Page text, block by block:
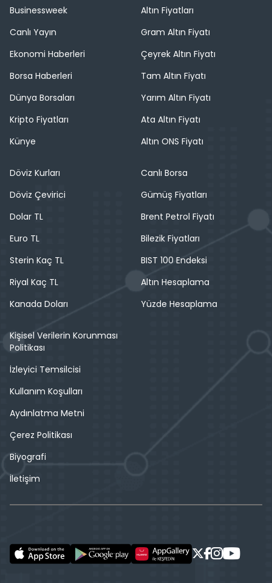
Businessweek
Canlı Yayın
Ekonomi Haberleri
Borsa Haberleri
Dünya Borsaları
Kripto Fiyatları
Künye
Altın Fiyatları
Gram Altın Fiyatı
Çeyrek Altın Fiyatı
Tam Altın Fiyatı
Yarım Altın Fiyatı
Ata Altın Fiyatı
Altın ONS Fiyatı
Döviz Kurları
Döviz Çevirici
Dolar TL
Euro TL
Sterin Kaç TL
Riyal Kaç TL
Kanada Doları
Canlı Borsa
Gümüş Fiyatları
Brent Petrol Fiyatı
Bilezik Fiyatları
BIST 100 Endeksi
Altın Hesaplama
Yüzde Hesaplama
Kişisel Verilerin Korunması
Politikası
İzleyici Temsilcisi
Kullanım Koşulları
Aydınlatma Metni
Çerez Politikası
Biyografi
İletişim